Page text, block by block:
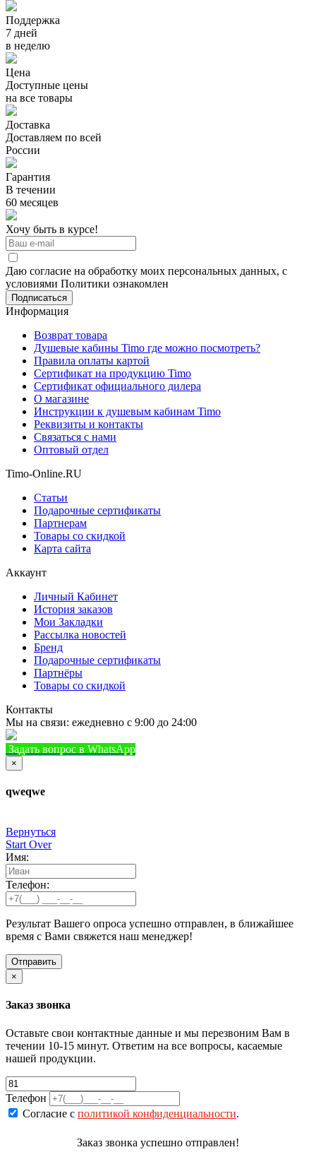
Поддержка
7 дней
в неделю
Цена
Доступные цены
на все товары
Доставка
Доставляем по всей
России
Гарантия
В течении
60 месяцев
Хочу быть в курсе!
Даю согласие на обработку моих персональных данных, с
условиями Политики ознакомлен
Информация
Возврат товара
Душевые кабины Timo где можно посмотреть?
Правила оплаты картой
Сертификат на продукцию Timo
Сертификат официального дилера
О магазине
Инструкции к душевым кабинам Timo
Реквизиты и контакты
Связаться с нами
Оптовый отдел
Timo-Online.RU
Статьи
Подарочные сертификаты
Партнерам
Товары со скидкой
Карта сайта
Аккаунт
Личный Кабинет
История заказов
Мои Закладки
Рассылка новостей
Бренд
Подарочные сертификаты
Партнёры
Товары со скидкой
Контакты
Мы на связи: ежедневно с 9:00 до 24:00
Задать вопрос в WhatsApp
×
qweqwe
Вернуться
Start Over
Имя:
Телефон:
Результат Вашего опроса успешно отправлен, в ближайшее
время с Вами свяжется наш менеджер!
×
Заказ звонка
Оставьте свои контактные данные и мы перезвоним Вам в
течении 10-15 минут. Ответим на все вопросы, касаемые
нашей продукции.
Телефон
Согласие с политикой конфиденциальности.
Заказ звонка успешно отправлен!